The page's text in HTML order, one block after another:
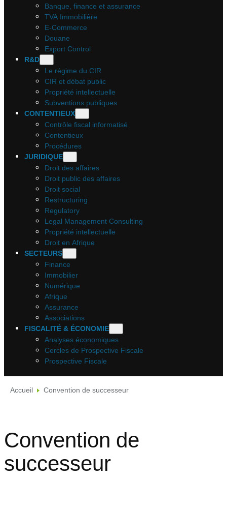
Banque, finance et assurance
TVA Immobilière
E-Commerce
Douane
Export Control
R&D
Le régime du CIR
CIR et débat public
Propriété intellectuelle
Subventions publiques
CONTENTIEUX
Contrôle fiscal informatisé
Contentieux
Procédures
JURIDIQUE
Droit des affaires
Droit public des affaires
Droit social
Restructuring
Regulatory
Legal Management Consulting
Propriété intellectuelle
Droit en Afrique
SECTEURS
Finance
Immobilier
Numérique
Afrique
Assurance
Associations
FISCALITÉ & ÉCONOMIE
Analyses économiques
Cercles de Prospective Fiscale
Prospective Fiscale
Accueil Convention de successeur
Convention de
successeur